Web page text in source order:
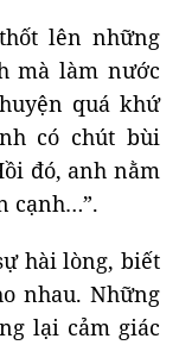
lên những
mà làm nước
quá khứ
có chút bùi
đó, anh nằm
cạnh…”.
hài lòng, biết
nhau. Những
lại cảm giác